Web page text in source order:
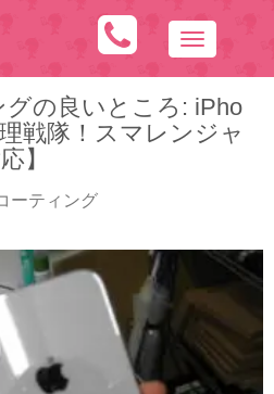
N
a
v
i
i
の良いところ: iPho
戦隊！スマレンジャ
】
ーティング